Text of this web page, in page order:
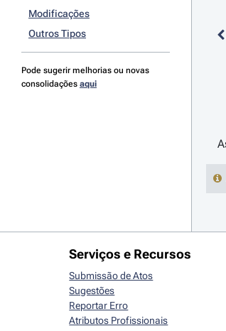
Modificações
Outros Tipos
Pode sugerir melhorias ou novas
consolidações aqui
Serviços e Recursos
Submissão de Atos
Sugestões
Reportar Erro
Atributos Profissionais